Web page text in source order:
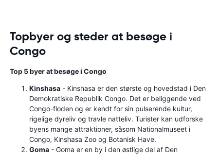
Topbyer og steder at besøge i
Congo
Top 5 byer at besøge i Congo
Kinshasa - Kinshasa er den største og hovedstad i Den
Demokratiske Republik Congo. Det er beliggende ved
Congo-floden og er kendt for sin pulserende kultur,
rigelige dyreliv og travle natteliv. Turister kan udforske
byens mange attraktioner, såsom Nationalmuseet i
Congo, Kinshasa Zoo og Botanisk Have.
Goma - Goma er en by i den østlige del af Den